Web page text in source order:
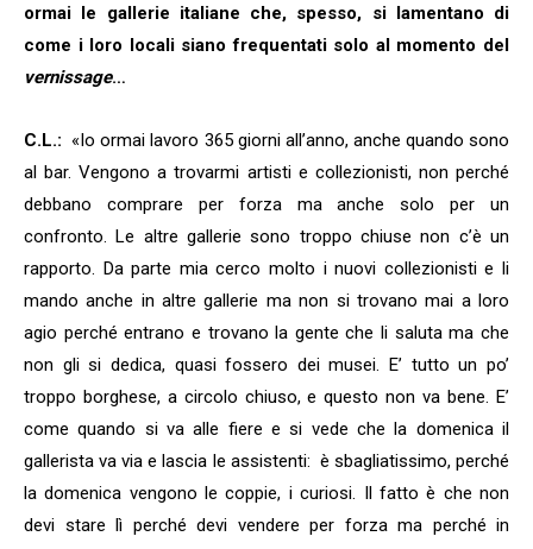
ormai le gallerie italiane che, spesso, si lamentano di
come i loro locali siano frequentati solo al momento del
vernissage…
C.L.: «Io ormai lavoro 365 giorni all’anno, anche quando sono
al bar. Vengono a trovarmi artisti e collezionisti, non perché
debbano comprare per forza ma anche solo per un
confronto. Le altre gallerie sono troppo chiuse non c’è un
rapporto. Da parte mia cerco molto i nuovi collezionisti e li
mando anche in altre gallerie ma non si trovano mai a loro
agio perché entrano e trovano la gente che li saluta ma che
non gli si dedica, quasi fossero dei musei. E’ tutto un po’
troppo borghese, a circolo chiuso, e questo non va bene. E’
come quando si va alle fiere e si vede che la domenica il
gallerista va via e lascia le assistenti: è sbagliatissimo, perché
la domenica vengono le coppie, i curiosi. Il fatto è che non
devi stare lì perché devi vendere per forza ma perché in